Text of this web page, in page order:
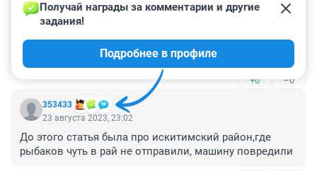
Гость
Сегодня ночью всё повторилось в тоже самое время.
+0 –0
353433
Получай награды за комментарии и другие
задания!
Подробнее в профиле
23 августа 2023, 23:02
До этого статья была про искитимский район,где
рыбаков чуть в рай не отправили, машину повредили